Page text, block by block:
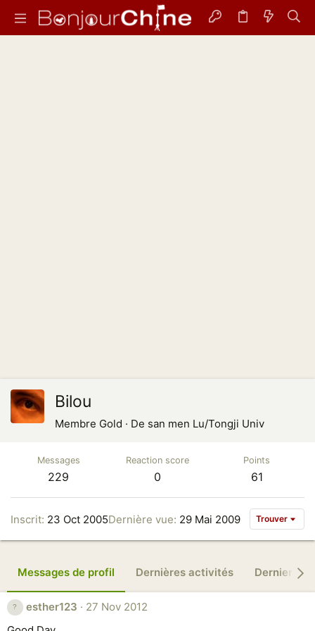
Bilou
Membre Gold · De san men Lu/Tongji Univ
Messages
229
Reaction score
0
Points
61
Inscrit 23 Oct 2005Dernière vue 29 Mai 2009 Trouver
Messages de profil Dernières activités Derniers
esther123
27 Nov 2012